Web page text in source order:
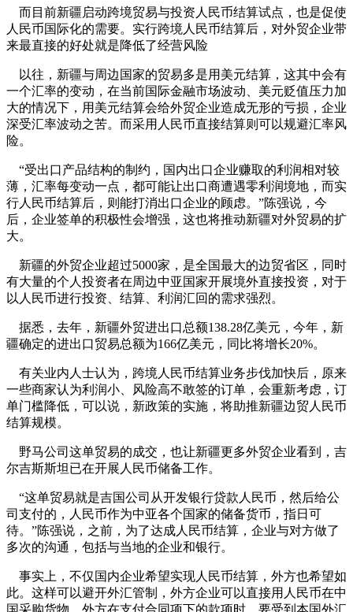
而目前新疆启动跨境贸易与投资人民币结算试点，也是促使
人民币国际化的需要。实行跨境人民币结算后，对外贸企业带
来最直接的好处就是降低了经营风险
以往，新疆与周边国家的贸易多是用美元结算，这其中会有
一个汇率的变动，在当前国际金融市场波动、美元贬值压力加
大的情况下，用美元结算会给外贸企业造成无形的亏损，企业
深受汇率波动之苦。而采用人民币直接结算则可以规避汇率风
险。
“受出口产品结构的制约，国内出口企业赚取的利润相对较
薄，汇率每变动一点，都可能让出口商遭遇零利润境地，而实
行人民币结算后，则能打消出口企业的顾虑。”陈强说，今
后，企业签单的积极性会增强，这也将推动新疆对外贸易的扩
大。
新疆的外贸企业超过5000家，是全国最大的边贸省区，同时
有大量的个人投资者在周边中亚国家开展境外直接投资，对于
以人民币进行投资、结算、利润汇回的需求强烈。
据悉，去年，新疆外贸进出口总额138.28亿美元，今年，新
疆确定的进出口贸易总额为166亿美元，同比将增长20%。
有关业内人士认为，跨境人民币结算业务步伐加快后，原来
一些商家认为利润小、风险高不敢签的订单，会重新考虑，订
单门槛降低，可以说，新政策的实施，将助推新疆边贸人民币
结算规模。
野马公司这单贸易的成交，也让新疆更多外贸企业看到，吉
尔吉斯斯坦已在开展人民币储备工作。
“这单贸易就是吉国公司从开发银行贷款人民币，然后给公
司支付的，人民币作为中亚各个国家的储备货币，指日可
待。”陈强说，之前，为了达成人民币结算，企业与对方做了
多次的沟通，包括与当地的企业和银行。
事实上，不仅国内企业希望实现人民币结算，外方也希望如
此。这样可以避开外汇管制，外方企业可以直接用人民币在中
国采购货物。外方在支付合同项下的款项时，要受到本国外汇